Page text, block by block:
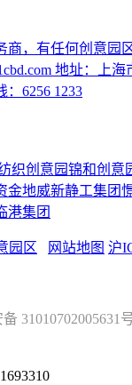
商，有任何创意园
地址：上
：6256 1233
织创意园锦和创意
金地威新静工集团
港集团
园区 网站地图 沪
31010702005631